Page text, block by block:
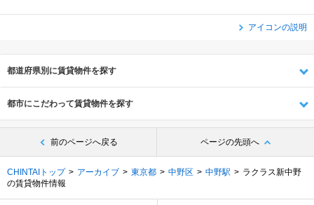
アイコンの説明
都道府県別に賃貸物件を探す
都市にこだわって賃貸物件を探す
前のページへ戻る ページの先頭へ
CHINTAIトップ アーカイブ 東京都 中野区 中野駅
ラクラス新中野
の賃貸物件情報